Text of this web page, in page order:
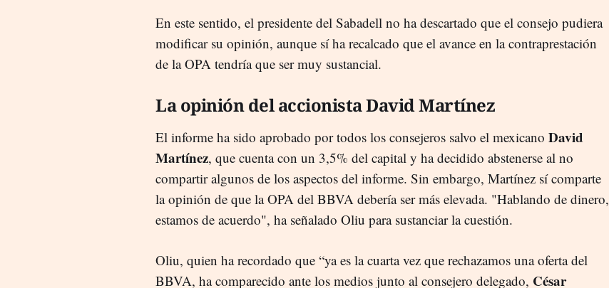
En este sentido, el presidente del Sabadell no ha descartado que el consejo pudiera
modificar su opinión, aunque sí ha recalcado que el avance en la contraprestación
de la OPA tendría que ser muy sustancial.
La opinión del accionista David Martínez
El informe ha sido aprobado por todos los consejeros salvo el mexicano David
Martínez, que cuenta con un 3,5% del capital y ha decidido abstenerse al no
compartir algunos de los aspectos del informe. Sin embargo, Martínez sí comparte
la opinión de que la OPA del BBVA debería ser más elevada. "Hablando de dinero,
estamos de acuerdo", ha señalado Oliu para sustanciar la cuestión.
Oliu, quien ha recordado que “ya es la cuarta vez que rechazamos una oferta del
BBVA, ha comparecido ante los medios junto al consejero delegado, César